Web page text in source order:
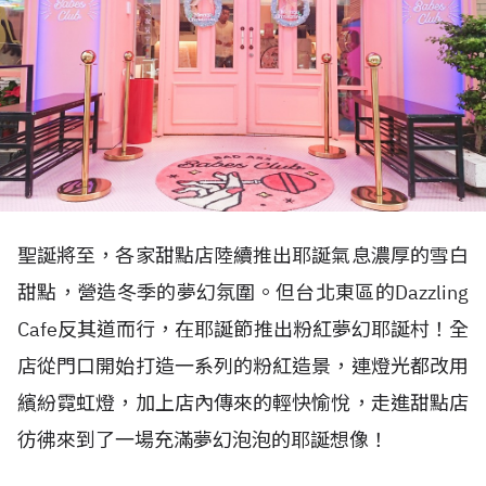
聖誕將至，各家甜點店陸續推出耶誕氣息濃厚的雪白
甜點，營造冬季的夢幻氛圍。但台北東區的Dazzling
Cafe反其道而行，在耶誕節推出粉紅夢幻耶誕村！全
店從門口開始打造一系列的粉紅造景，連燈光都改用
繽紛霓虹燈，加上店內傳來的輕快愉悅，走進甜點店
彷彿來到了一場充滿夢幻泡泡的耶誕想像！